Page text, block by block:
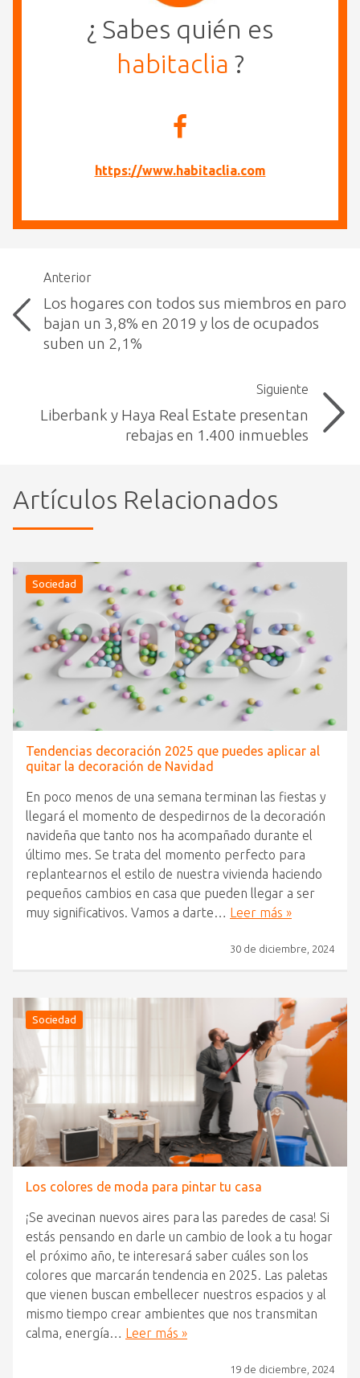
¿ Sabes quién es
habitaclia ?
https://www.habitaclia.com
Anterior
Los hogares con todos sus miembros en paro
bajan un 3,8% en 2019 y los de ocupados
suben un 2,1%
Siguiente
Liberbank y Haya Real Estate presentan
rebajas en 1.400 inmuebles
Artículos Relacionados
Sociedad
Tendencias decoración 2025 que puedes aplicar al
quitar la decoración de Navidad
En poco menos de una semana terminan las fiestas y
llegará el momento de despedirnos de la decoración
navideña que tanto nos ha acompañado durante el
último mes. Se trata del momento perfecto para
replantearnos el estilo de nuestra vivienda haciendo
pequeños cambios en casa que pueden llegar a ser
muy significativos. Vamos a darte…
Leer más »
30 de diciembre, 2024
Sociedad
Los colores de moda para pintar tu casa
¡Se avecinan nuevos aires para las paredes de casa! Si
estás pensando en darle un cambio de look a tu hogar
el próximo año, te interesará saber cuáles son los
colores que marcarán tendencia en 2025. Las paletas
que vienen buscan embellecer nuestros espacios y al
mismo tiempo crear ambientes que nos transmitan
calma, energía…
Leer más »
19 de diciembre, 2024